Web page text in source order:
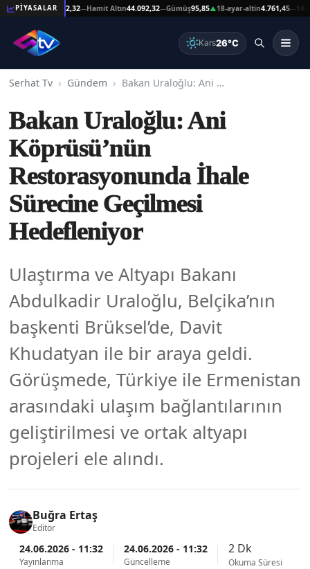
PİYASALAR
Altın44.092,32 —Hamit Altın 44.092,32—Gümüş95,85▲18-ayar-altin4.761,45—14-
Kars26°C
Serhat Tv Gündem Bakan Uraloğlu: Ani Köprüsü’nün Restorasyonunda İhale Sürecine Geçilmesi Hedefleniyor
Bakan Uraloğlu: Ani
Köprüsü’nün
Restorasyonunda İhale
Sürecine Geçilmesi
Hedefleniyor
Ulaştırma ve Altyapı Bakanı
Abdulkadir Uraloğlu, Belçika’nın
başkenti Brüksel’de, Davit
Khudatyan ile bir araya geldi.
Görüşmede, Türkiye ile Ermenistan
arasındaki ulaşım bağlantılarının
geliştirilmesi ve ortak altyapı
projeleri ele alındı.
Buğra Ertaş
Editör
24.06.2026 - 11:32
Yayınlanma
24.06.2026 - 11:32
Güncelleme
2 Dk
Okuma Süresi